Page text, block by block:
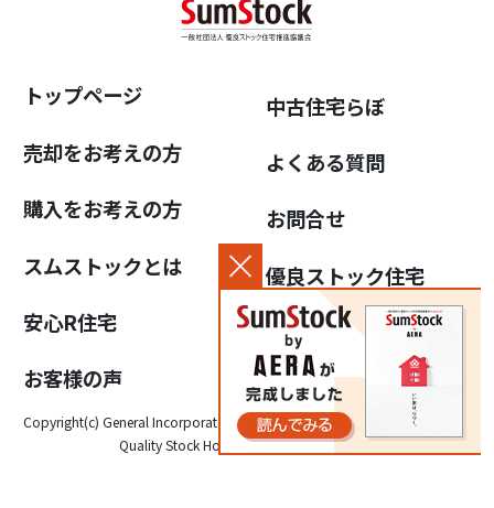
トップページ
売却をお考えの方
購入をお考えの方
スムストックとは
安心R住宅
お客様の声
中古住宅らぼ
よくある質問
お問合せ
優良ストック住宅
推進協議会について
個人情報保護方針
Copyright(c) General Incorporated Association for the Promotion of High-
Quality Stock Housing, All Rights Reserved.